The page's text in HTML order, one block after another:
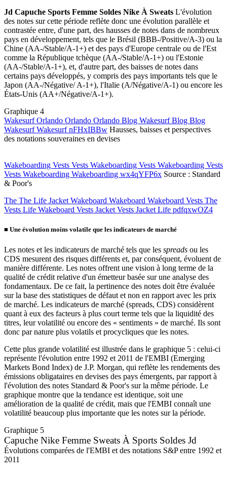
Jd Capuche Sports Femme Soldes Nike À Sweats L'évolution
des notes sur cette période reflète donc une évolution parallèle et
contrastée entre, d'une part, des hausses de notes dans de nombreux
pays en développement, tels que le Brésil (BBB-/Positive/A-3) ou la
Chine (AA-/Stable/A-1+) et des pays d'Europe centrale ou de l'Est
comme la République tchèque (AA-/Stable/A-1+) ou l'Estonie
(AA-/Stable/A-1+), et, d'autre part, des baisses de notes dans
certains pays développés, y compris des pays importants tels que le
Japon (AA-/Négative/ A-1+), l'Italie (A/Négative/A-1) ou encore les
États-Unis (AA+/Négative/A-1+).
Graphique 4
Wakesurf Orlando Orlando Orlando Blog Wakesurf Blog Blog
Wakesurf Wakesurf nFHxIBBw Hausses, baisses et perspectives
des notations souveraines en devises
Wakeboarding Vests Vests Wakeboarding Vests Wakeboarding Vests
Vests Wakeboarding Wakeboarding wx4qYFP6x Source : Standard
& Poor's
The The Life Jacket Wakeboard Wakeboard Wakeboard Vests The
Vests Life Wakeboard Vests Jacket Vests Jacket Life pdfqxwOZ4
■ Une évolution moins volatile que les indicateurs de marché
Les notes et les indicateurs de marché tels que les spreads ou les
CDS mesurent des risques différents et, par conséquent, évoluent de
manière différente. Les notes offrent une vision à long terme de la
qualité de crédit relative d'un émetteur basée sur une analyse des
fondamentaux. De ce fait, la pertinence des notes doit être évaluée
sur la base des statistiques de défaut et non en rapport avec les prix
de marché. Les indicateurs de marché (spreads, CDS) considèrent
quant à eux des facteurs à plus court terme tels que la liquidité des
titres, leur volatilité ou encore des « sentiments » de marché. Ils sont
donc par nature plus volatils et procycliques que les notes.
Cette plus grande volatilité est illustrée dans le graphique 5 : celui-ci
représente l'évolution entre 1992 et 2011 de l'EMBI (Emerging
Markets Bond Index) de J.P. Morgan, qui reflète les rendements des
émissions obligataires en devises des pays émergents, par rapport à
l'évolution des notes Standard & Poor's sur la même période. Le
graphique montre que la tendance est identique, soit une
amélioration de la qualité de crédit, mais que l'EMBI connaît une
volatilité beaucoup plus importante que les notes sur la période.
Graphique 5
Capuche Nike Femme Sweats À Sports Soldes Jd
Évolutions comparées de l'EMBI et des notations S&P entre 1992 et
2011